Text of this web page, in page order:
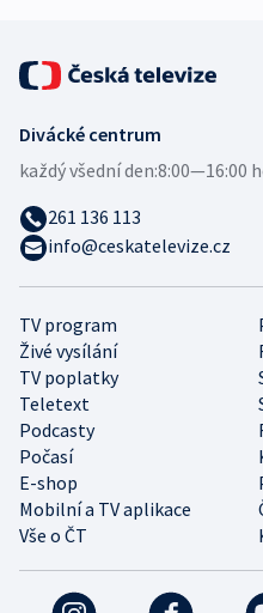
TV program
Živé vysílání
TV poplatky
Teletext
Podcasty
Počasí
E-shop
Mobilní a TV aplikace
Vše o ČT
Divácké centrum
každý všední den:8:00—16:00
261 136 113
info@ceskatelevize.cz